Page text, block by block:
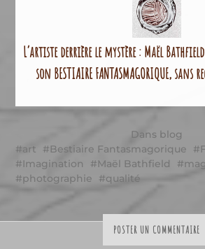
L’artiste derrière le mystère : Maël
son BESTIAIRE FANTASMAGORIQUE,
Dans blog
art
Bestiaire Fantasmagorique
Imagination
Maël Bathfield
photographie
qualité
POSTER UN COMMENTAIRE